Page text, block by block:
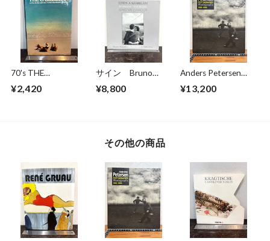
70's THE
¥2,420
サイン Bruno
1989-2014
¥8,800
Anders Petersen
Photographs 1966-
¥13,200
その他の商品